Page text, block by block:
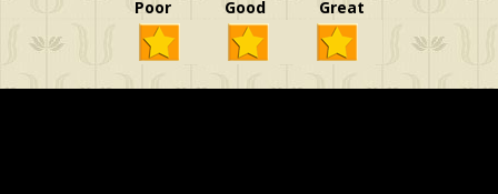
Poor Good Great